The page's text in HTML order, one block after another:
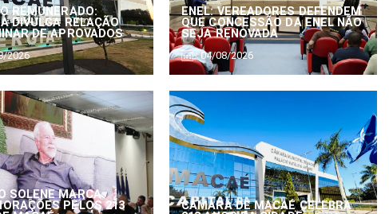
REMUNERADO:
DIVULGA RELAÇÃO
DE APROVADOS
2026
ENEL: VEREADORES DEFENDEM
QUE CONCESSÃO DA ENEL NÃO
SEJA RENOVADA
04/08/2026
SOLENE MARCA
PELOS 213
CÂMARA DE MACAÉ CELEBRA